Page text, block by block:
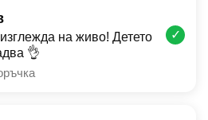
на живо! Детето
👌
✓